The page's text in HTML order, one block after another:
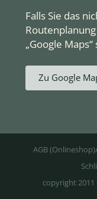
Falls Sie das
„Google
Zu Google
AGB (Onlineshop)
copyright 2011